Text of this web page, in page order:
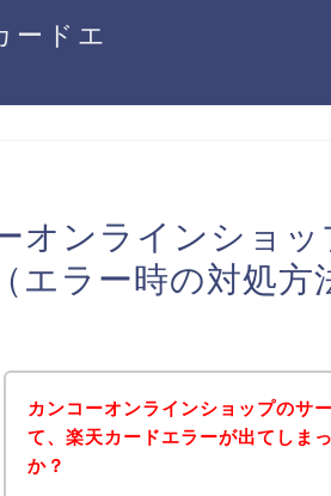
ードエ
オンラインショッ
エラー時の対処方
カンコーオンラインショップのサ
て、楽天カードエラーが出てしま
か？